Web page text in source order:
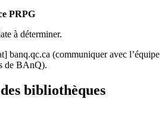
PRPG
à déterminer.
banq.qc.ca (communiquer avec l’équipe
de BAnQ).
bibliothèques